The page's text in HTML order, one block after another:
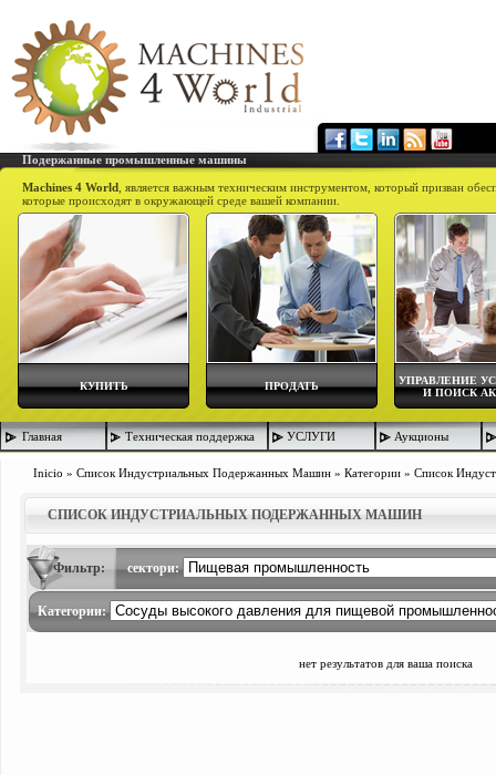
Подержанные промышленные машины
Machines 4 World , является важным техническим инструментом, который призван
которые происходят в окружающей среде вашей компании.
УПРАВЛЕНИЕ
И ПОИСК
ПРОДАТЬ
КУПИТЬ
Главная Техническая поддержка УСЛУГИ Аукционы
Inicio » Список Индустриальных Подержанных Машин » Категории » Список
СПИСОК ИНДУСТРИАЛЬНЫХ ПОДЕРЖАННЫХ МАШИН
Фильтр: сектори:
Категории:
нет результатов для ваша поиска